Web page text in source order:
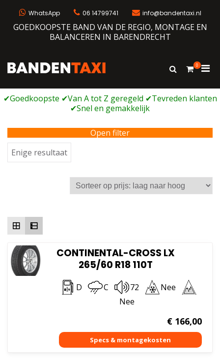
WhatsApp 06 14799741 info@bandentaxi.nl
GOEDKOOPSTE BAND VAN DE REGIO, MONTAGE EN
BALANCEREN IN BARENDRECHT
Bandengarage met eigen webshop
Toon
0
voor
Open filter
Enige resultaat
CONTINENTAL-CROSS LX
265/60 R18 110T
D C 72
Nee
Nee
€166,00